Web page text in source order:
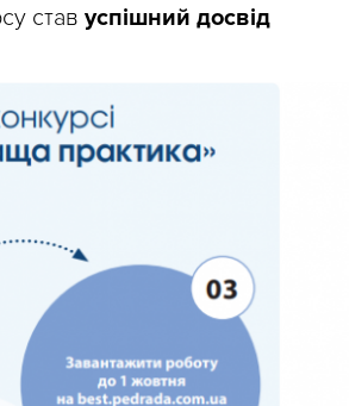
став успішний досвід